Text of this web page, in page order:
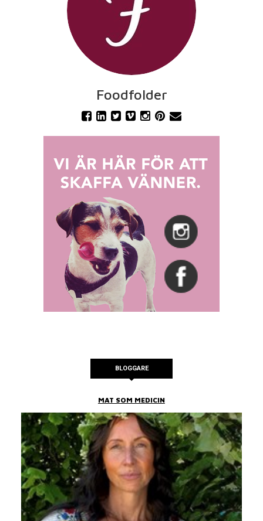
Foodfolder
BLOGGARE
MAT SOM MEDICIN